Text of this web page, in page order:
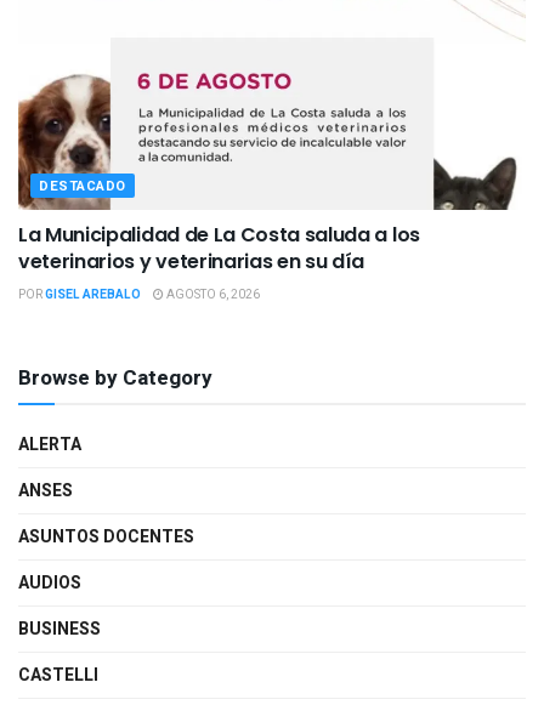
DESTACADO
La Municipalidad de La Costa saluda a los
veterinarios y veterinarias en su día
PORGISEL AREBALO AGOSTO 6, 2026
Browse by Category
ALERTA
ANSES
ASUNTOS DOCENTES
AUDIOS
BUSINESS
CASTELLI